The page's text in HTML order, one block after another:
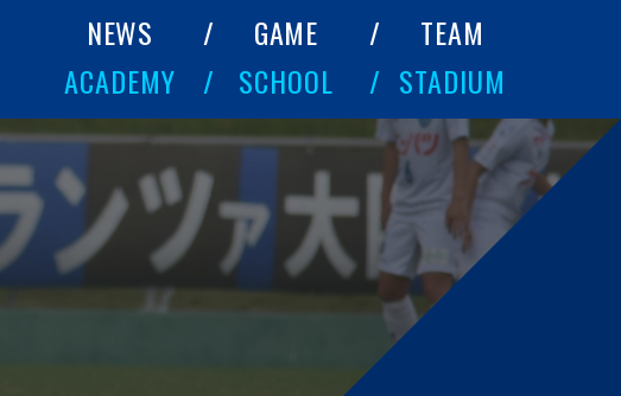
NEWS GAME
TEAM
ACADEMY
SCHOOL STADIUM